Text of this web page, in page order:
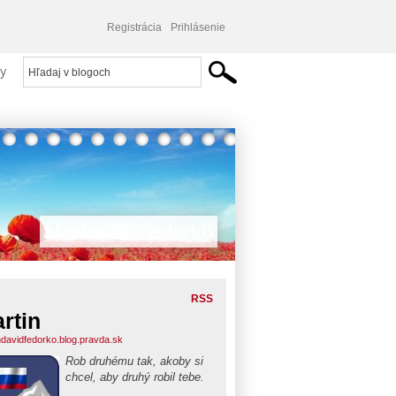
Registrácia Prihlásenie
Martin D. Fedorko
RSS
Rob druhému tak, akoby si
chcel, aby druhý robil tebe.